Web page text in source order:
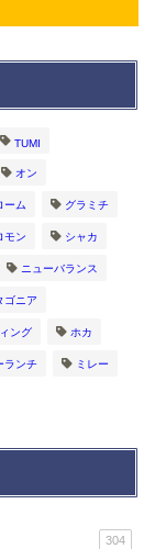
TUMI
オン
ーム グラミチ
モン シャカ
ニューバランス
ゴニア
ング ホカ
ランチ ミレー
304